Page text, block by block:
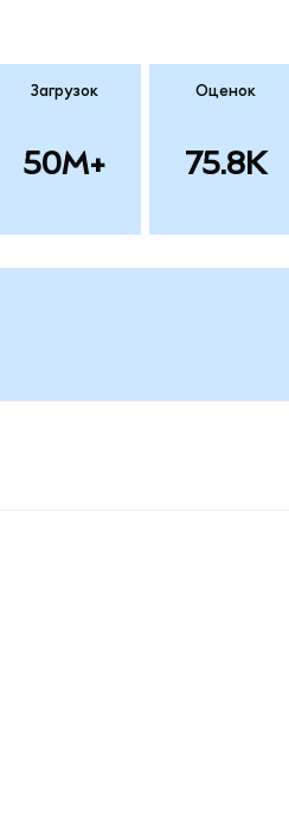
Загрузок
50M+
Оценок
75.8K